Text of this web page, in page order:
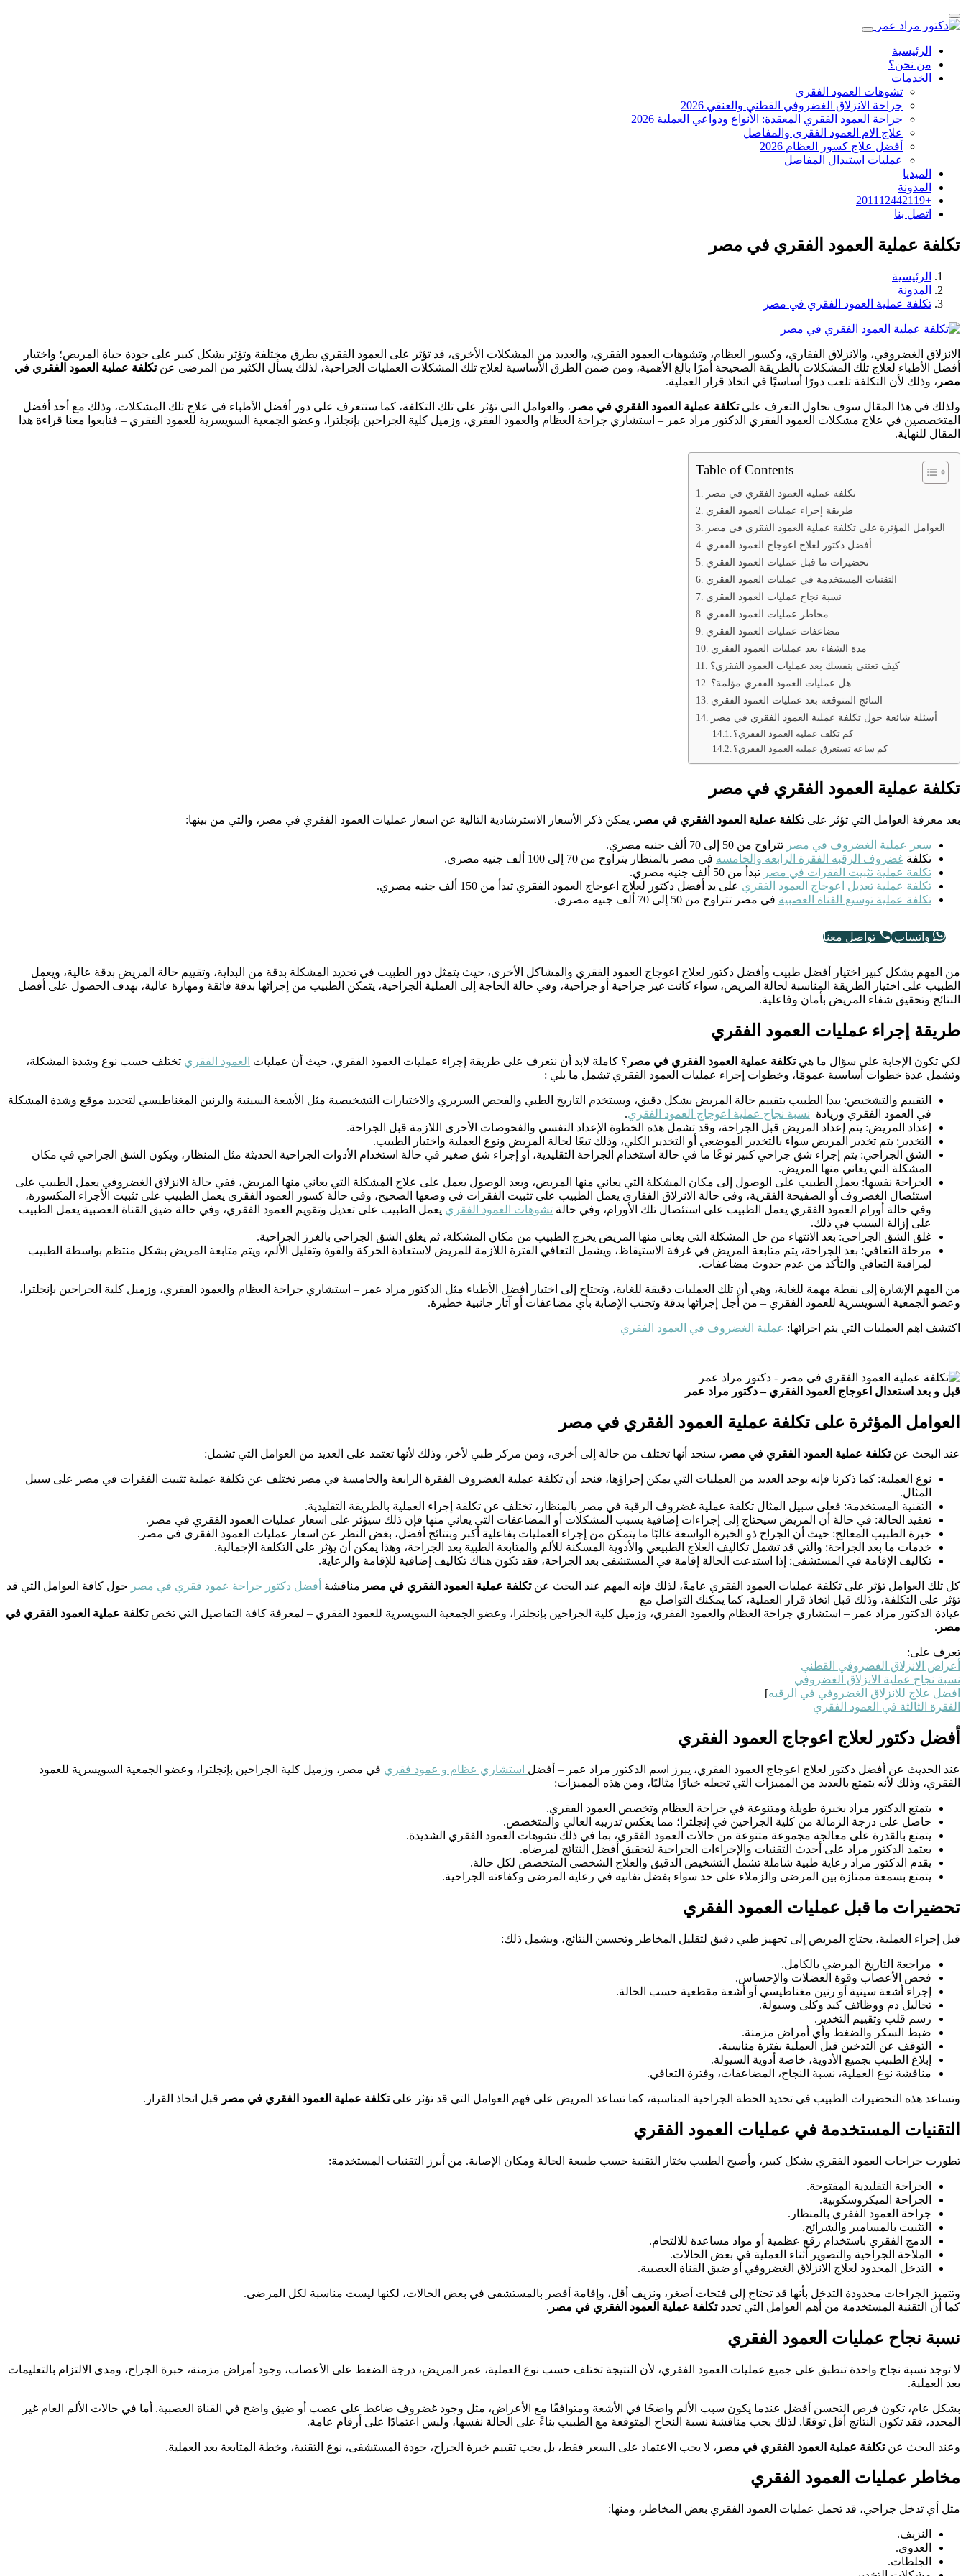
الرئيسية
من نحن؟
الخدمات
تشوهات العمود الفقري
جراحة الانزلاق الغضروفي القطني والعنقي 2026
جراحة العمود الفقري المعقدة: الأنواع ودواعي العملية 2026
علاج الام العمود الفقري والمفاصل
أفضل علاج كسور العظام 2026
عمليات استبدال المفاصل
الميديا
المدونة
+201112442119
اتصل بنا
تكلفة عملية العمود الفقري في مصر
الرئيسية
المدونة
تكلفة عملية العمود الفقري في مصر
الانزلاق الغضروفي، والانزلاق الفقاري، وكسور العظام، وتشوهات العمود الفقري، والعديد من المشكلات الأخرى، قد تؤثر على العمود الفقري بطرق مختلفة وتؤثر بشكل كبير على جودة حياة المريض؛ واختيار
أفضل الأطباء لعلاج تلك المشكلات بالطريقة الصحيحة أمرًا بالغ الأهمية، ومن ضمن الطرق الأساسية لعلاج تلك المشكلات العمليات الجراحية، لذلك يسأل الكثير من المرضى عن تكلفة عملية العمود الفقري في
مصر ، وذلك لأن التكلفة تلعب دورًا أساسيًا في اتخاذ قرار العملية.
ولذلك في هذا المقال سوف نحاول التعرف علىتكلفة عملية العمود الفقري في مصر ، والعوامل التي تؤثر على تلك التكلفة، كما سنتعرف على دور أفضل الأطباء في علاج تلك المشكلات، وذلك مع أحد أفضل
المتخصصين في علاج مشكلات العمود الفقري الدكتور مراد عمر – استشاري جراحة العظام والعمود الفقري، وزميل كلية الجراحين بإنجلترا، وعضو الجمعية السويسرية للعمود الفقري – فتابعوا معنا قراءة هذا
المقال للنهاية.
Table of Contents
تكلفة عملية العمود الفقري في مصر
طريقة إجراء عمليات العمود الفقري
العوامل المؤثرة على تكلفة عملية العمود الفقري في مصر
أفضل دكتور لعلاج اعوجاج العمود الفقري
تحضيرات ما قبل عمليات العمود الفقري
التقنيات المستخدمة في عمليات العمود الفقري
نسبة نجاح عمليات العمود الفقري
مخاطر عمليات العمود الفقري
مضاعفات عمليات العمود الفقري
مدة الشفاء بعد عمليات العمود الفقري
كيف تعتني بنفسك بعد عمليات العمود الفقري؟
هل عمليات العمود الفقري مؤلمة؟
النتائج المتوقعة بعد عمليات العمود الفقري
أسئلة شائعة حول تكلفة عملية العمود الفقري في مصر
كم تكلف عمليه العمود الفقري؟
كم ساعة تستغرق عملية العمود الفقري؟
تكلفة عملية العمود الفقري في مصر
بعد معرفة العوامل التي تؤثر على تكلفة عملية العمود الفقري في مصر ، يمكن ذكر الأسعار الاسترشادية التالية عن اسعار عمليات العمود الفقري في مصر، والتي من بينها:
سعر عملية الغضروف في مصر تتراوح من 50 إلى 70 ألف جنيه مصري.
تكلفة غضروف الرقبه الفقرة الرابعه والخامسه في مصر بالمنظار يتراوح من 70 إلى 100 ألف جنيه مصري.
تكلفة عملية تثبيت الفقرات في مصر تبدأ من 50 ألف جنيه مصري.
تكلفة عملية تعديل اعوجاج العمود الفقري على يد أفضل دكتور لعلاج اعوجاج العمود الفقري تبدأ من 150 ألف جنيه مصري.
تكلفة عملية توسيع القناة العصبية في مصر تتراوح من 50 إلى 70 ألف جنيه مصري.
واتساب تواصل معنا
من المهم بشكل كبير اختيار أفضل طبيب وأفضل دكتور لعلاج اعوجاج العمود الفقري والمشاكل الأخرى، حيث يتمثل دور الطبيب في تحديد المشكلة بدقة من البداية، وتقييم حالة المريض بدقة عالية، ويعمل
الطبيب على اختيار الطريقة المناسبة لحالة المريض، سواء كانت غير جراحية أو جراحية، وفي حالة الحاجة إلى العملية الجراحية، يتمكن الطبيب من إجرائها بدقة فائقة ومهارة عالية، بهدف الحصول على أفضل
النتائج وتحقيق شفاء المريض بأمان وفاعلية.
طريقة إجراء عمليات العمود الفقري
لكي تكون الإجابة على سؤال ما هي تكلفة عملية العمود الفقري في مصر ؟ كاملة لابد أن نتعرف على طريقة إجراء عمليات العمود الفقري، حيث أن عمليات العمود الفقري تختلف حسب نوع وشدة المشكلة،
وتشمل عدة خطوات أساسية عمومًا، وخطوات إجراء عمليات العمود الفقري تشمل ما يلي :
التقييم والتشخيص: يبدأ الطبيب بتقييم حالة المريض بشكل دقيق، ويستخدم التاريخ الطبي والفحص السريري والاختبارات التشخيصية مثل الأشعة السينية والرنين المغناطيسي لتحديد موقع وشدة المشكلة
في العمود الفقري وزيادة نسبة نجاح عملية اعوجاج العمود الفقري.
إعداد المريض: يتم إعداد المريض قبل الجراحة، وقد تشمل هذه الخطوة الإعداد النفسي والفحوصات الأخرى اللازمة قبل الجراحة.
التخدير: يتم تخدير المريض سواء بالتخدير الموضعي أو التخدير الكلي، وذلك تبعًا لحالة المريض ونوع العملية واختيار الطبيب.
الشق الجراحي: يتم إجراء شق جراحي كبير نوعًا ما في حالة استخدام الجراحة التقليدية، أو إجراء شق صغير في حالة استخدام الأدوات الجراحية الحديثة مثل المنظار، ويكون الشق الجراحي في مكان
المشكلة التي يعاني منها المريض.
الجراحة نفسها: يعمل الطبيب على الوصول إلى مكان المشكلة التي يعاني منها المريض، وبعد الوصول يعمل على علاج المشكلة التي يعاني منها المريض، ففي حالة الانزلاق الغضروفي يعمل الطبيب على
استئصال الغضروف أو الصفيحة الفقرية، وفي حالة الانزلاق الفقاري يعمل الطبيب على تثبيت الفقرات في وضعها الصحيح، وفي حالة كسور العمود الفقري يعمل الطبيب على تثبيت الأجزاء المكسورة،
وفي حالة أورام العمود الفقري يعمل الطبيب على استئصال تلك الأورام، وفي حالة تشوهات العمود الفقري يعمل الطبيب على تعديل وتقويم العمود الفقري، وفي حالة ضيق القناة العصبية يعمل الطبيب
على إزالة السبب في ذلك.
غلق الشق الجراحي: بعد الانتهاء من حل المشكلة التي يعاني منها المريض يخرج الطبيب من مكان المشكلة، ثم يغلق الشق الجراحي بالغرز الجراحية.
مرحلة التعافي: بعد الجراحة، يتم متابعة المريض في غرفة الاستيقاظ، ويشمل التعافي الفترة اللازمة للمريض لاستعادة الحركة والقوة وتقليل الألم، ويتم متابعة المريض بشكل منتظم بواسطة الطبيب
لمراقبة التعافي والتأكد من عدم حدوث مضاعفات.
من المهم الإشارة إلى نقطة مهمة للغاية، وهي أن تلك العمليات دقيقة للغاية، وتحتاج إلى اختيار أفضل الأطباء مثل الدكتور مراد عمر – استشاري جراحة العظام والعمود الفقري، وزميل كلية الجراحين بإنجلترا،
وعضو الجمعية السويسرية للعمود الفقري – من أجل إجرائها بدقة وتجنب الإصابة بأي مضاعفات أو آثار جانبية خطيرة.
اكتشف اهم العمليات التي يتم اجرائها: عملية الغضروف في العمود الفقري
قبل و بعد استعدال اعوجاج العمود الفقري – دكتور مراد عمر
العوامل المؤثرة على تكلفة عملية العمود الفقري في مصر
عند البحث عنتكلفة عملية العمود الفقري في مصر ، سنجد أنها تختلف من حالة إلى أخرى، ومن مركز طبي لأخر، وذلك لأنها تعتمد على العديد من العوامل التي تشمل:
نوع العملية: كما ذكرنا فإنه يوجد العديد من العمليات التي يمكن إجراؤها، فنجد أن تكلفة عملية الغضروف الفقرة الرابعة والخامسة في مصر تختلف عن تكلفة عملية تثبيت الفقرات في مصر على سبيل
المثال.
التقنية المستخدمة: فعلى سبيل المثال تكلفة عملية غضروف الرقبة في مصر بالمنظار، تختلف عن تكلفة إجراء العملية بالطريقة التقليدية.
تعقيد الحالة: في حالة أن المريض سيحتاج إلى إجراءات إضافية بسبب المشكلات أو المضاعفات التي يعاني منها فإن ذلك سيؤثر على اسعار عمليات العمود الفقري في مصر.
خبرة الطبيب المعالج: حيث أن الجراح ذو الخبرة الواسعة غالبًا ما يتمكن من إجراء العمليات بفاعلية أكبر وبنتائج أفضل، بغض النظر عن اسعار عمليات العمود الفقري في مصر.
خدمات ما بعد الجراحة: والتي قد تشمل تكاليف العلاج الطبيعي والأدوية المسكنة للألم والمتابعة الطبية بعد الجراحة، وهذا يمكن أن يؤثر على التكلفة الإجمالية.
تكاليف الإقامة في المستشفى: إذا استدعت الحالة إقامة في المستشفى بعد الجراحة، فقد تكون هناك تكاليف إضافية للإقامة والرعاية.
كل تلك العوامل تؤثر على تكلفة عمليات العمود الفقري عامةً، لذلك فإنه المهم عند البحث عن تكلفة عملية العمود الفقري في مصر مناقشة أفضل دكتور جراحة عمود فقري في مصر حول كافة العوامل التي قد
تؤثر على التكلفة، وذلك قبل اتخاذ قرار العملية، كما يمكنك التواصل مع
عيادة الدكتور مراد عمر – استشاري جراحة العظام والعمود الفقري، وزميل كلية الجراحين بإنجلترا، وعضو الجمعية السويسرية للعمود الفقري – لمعرفة كافة التفاصيل التي تخص تكلفة عملية العمود الفقري في
مصر .
تعرف على:
أعراض الانزلاق الغضروفي القطني
نسبة نجاح عملية الانزلاق الغضروفي
افضل علاج للانزلاق الغضروفي في الرقبه]
الفقرة الثالثة في العمود الفقري
أفضل دكتور لعلاج اعوجاج العمود الفقري
عند الحديث عن أفضل دكتور لعلاج اعوجاج العمود الفقري، يبرز اسم الدكتور مراد عمر – أفضل استشاري عظام و عمود فقري في مصر، وزميل كلية الجراحين بإنجلترا، وعضو الجمعية السويسرية للعمود
الفقري، وذلك لأنه يتمتع بالعديد من المميزات التي تجعله خيارًا مثاليًا، ومن هذه المميزات:
يتمتع الدكتور مراد بخبرة طويلة ومتنوعة في جراحة العظام وتخصص العمود الفقري.
حاصل على درجة الزمالة من كلية الجراحين في إنجلترا؛ مما يعكس تدريبه العالي والمتخصص.
يتمتع بالقدرة على معالجة مجموعة متنوعة من حالات العمود الفقري، بما في ذلك تشوهات العمود الفقري الشديدة.
يعتمد الدكتور مراد على أحدث التقنيات والإجراءات الجراحية لتحقيق أفضل النتائج لمرضاه.
يقدم الدكتور مراد رعاية طبية شاملة تشمل التشخيص الدقيق والعلاج الشخصي المتخصص لكل حالة.
يتمتع بسمعة ممتازة بين المرضى والزملاء على حد سواء بفضل تفانيه في رعاية المرضى وكفاءته الجراحية.
تحضيرات ما قبل عمليات العمود الفقري
قبل إجراء العملية، يحتاج المريض إلى تجهيز طبي دقيق لتقليل المخاطر وتحسين النتائج، ويشمل ذلك:
مراجعة التاريخ المرضي بالكامل.
فحص الأعصاب وقوة العضلات والإحساس.
إجراء أشعة سينية أو رنين مغناطيسي أو أشعة مقطعية حسب الحالة.
تحاليل دم ووظائف كبد وكلى وسيولة.
رسم قلب وتقييم التخدير.
ضبط السكر والضغط وأي أمراض مزمنة.
التوقف عن التدخين قبل العملية بفترة مناسبة.
إبلاغ الطبيب بجميع الأدوية، خاصة أدوية السيولة.
مناقشة نوع العملية، نسبة النجاح، المضاعفات، وفترة التعافي.
وتساعد هذه التحضيرات الطبيب في تحديد الخطة الجراحية المناسبة، كما تساعد المريض على فهم العوامل التي قد تؤثر علىتكلفة عملية العمود الفقري في مصر قبل اتخاذ القرار.
التقنيات المستخدمة في عمليات العمود الفقري
تطورت جراحات العمود الفقري بشكل كبير، وأصبح الطبيب يختار التقنية حسب طبيعة الحالة ومكان الإصابة. من أبرز التقنيات المستخدمة:
الجراحة التقليدية المفتوحة.
الجراحة الميكروسكوبية.
جراحة العمود الفقري بالمنظار.
التثبيت بالمسامير والشرائح.
الدمج الفقري باستخدام رقع عظمية أو مواد مساعدة للالتحام.
الملاحة الجراحية والتصوير أثناء العملية في بعض الحالات.
التدخل المحدود لعلاج الانزلاق الغضروفي أو ضيق القناة العصبية.
وتتميز الجراحات محدودة التدخل بأنها قد تحتاج إلى فتحات أصغر، ونزيف أقل، وإقامة أقصر بالمستشفى في بعض الحالات، لكنها ليست مناسبة لكل المرضى.
كما أن التقنية المستخدمة من أهم العوامل التي تحددتكلفة عملية العمود الفقري في مصر .
نسبة نجاح عمليات العمود الفقري
لا توجد نسبة نجاح واحدة تنطبق على جميع عمليات العمود الفقري، لأن النتيجة تختلف حسب نوع العملية، عمر المريض، درجة الضغط على الأعصاب، وجود أمراض مزمنة، خبرة الجراح، ومدى الالتزام بالتعليمات
بعد العملية.
بشكل عام، تكون فرص التحسن أفضل عندما يكون سبب الألم واضحًا في الأشعة ومتوافقًا مع الأعراض، مثل وجود غضروف ضاغط على عصب أو ضيق واضح في القناة العصبية. أما في حالات الألم العام غير
المحدد، فقد تكون النتائج أقل توقعًا. لذلك يجب مناقشة نسبة النجاح المتوقعة مع الطبيب بناءً على الحالة نفسها، وليس اعتمادًا على أرقام عامة.
وعند البحث عنتكلفة عملية العمود الفقري في مصر ، لا يجب الاعتماد على السعر فقط، بل يجب تقييم خبرة الجراح، جودة المستشفى، نوع التقنية، وخطة المتابعة بعد العملية.
مخاطر عمليات العمود الفقري
مثل أي تدخل جراحي، قد تحمل عمليات العمود الفقري بعض المخاطر، ومنها:
النزيف.
العدوى.
الجلطات.